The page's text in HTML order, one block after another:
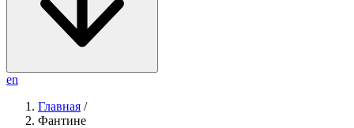
en
Главная /
Фантине